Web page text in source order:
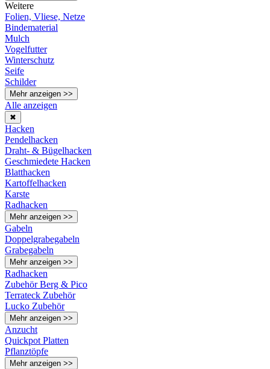
Weitere
Folien, Vliese, Netze
Bindematerial
Mulch
Vogelfutter
Winterschutz
Seife
Schilder
Mehr anzeigen >>
Alle anzeigen
✖
Hacken
Pendelhacken
Draht- & Bügelhacken
Geschmiedete Hacken
Blatthacken
Kartoffelhacken
Karste
Radhacken
Mehr anzeigen >>
Gabeln
Doppelgrabegabeln
Grabegabeln
Mehr anzeigen >>
Radhacken
Zubehör Berg & Pico
Terrateck Zubehör
Lucko Zubehör
Mehr anzeigen >>
Anzucht
Quickpot Platten
Pflanztöpfe
Mehr anzeigen >>